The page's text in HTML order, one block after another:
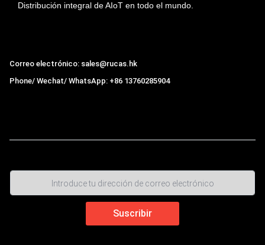
Distribución integral de AIoT en todo el mundo.
Correo electrónico: sales@rucas.hk
Phone/ Wechat/ WhatsApp: +86 13760285904